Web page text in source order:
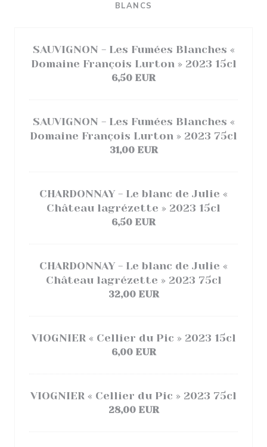
BLANCS
SAUVIGNON - Les Fumées Blanches «
Domaine François Lurton » 2023 15cl
6,50 EUR
SAUVIGNON - Les Fumées Blanches «
Domaine François Lurton » 2023 75cl
31,00 EUR
CHARDONNAY - Le blanc de Julie «
Château lagrézette » 2023 15cl
6,50 EUR
CHARDONNAY - Le blanc de Julie «
Château lagrézette » 2023 75cl
32,00 EUR
VIOGNIER « Cellier du Pic » 2023 15cl
6,00 EUR
VIOGNIER « Cellier du Pic » 2023 75cl
28,00 EUR